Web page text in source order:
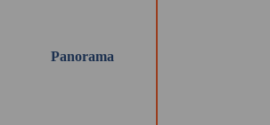
Panorama